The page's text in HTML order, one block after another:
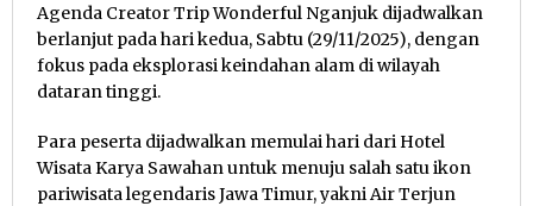
Agenda Creator Trip Wonderful Nganjuk dijadwalkan
berlanjut pada hari kedua, Sabtu (29/11/2025), dengan
fokus pada eksplorasi keindahan alam di wilayah
dataran tinggi.
Para peserta dijadwalkan memulai hari dari Hotel
Wisata Karya Sawahan untuk menuju salah satu ikon
pariwisata legendaris Jawa Timur, yakni Air Terjun